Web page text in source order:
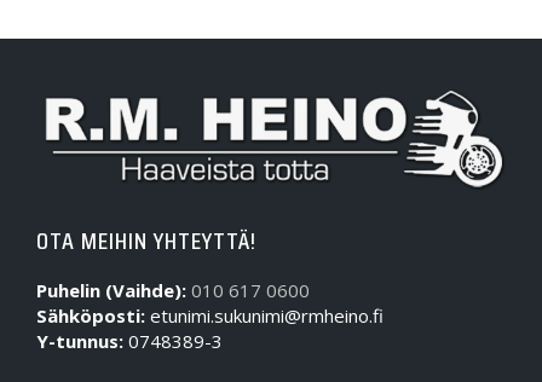
OTA MEIHIN YHTEYTTÄ!
Puhelin (Vaihde): 010 617 0600
Sähköposti: etunimi.sukunimi@rmheino.fi
Y-tunnus: 0748389-3